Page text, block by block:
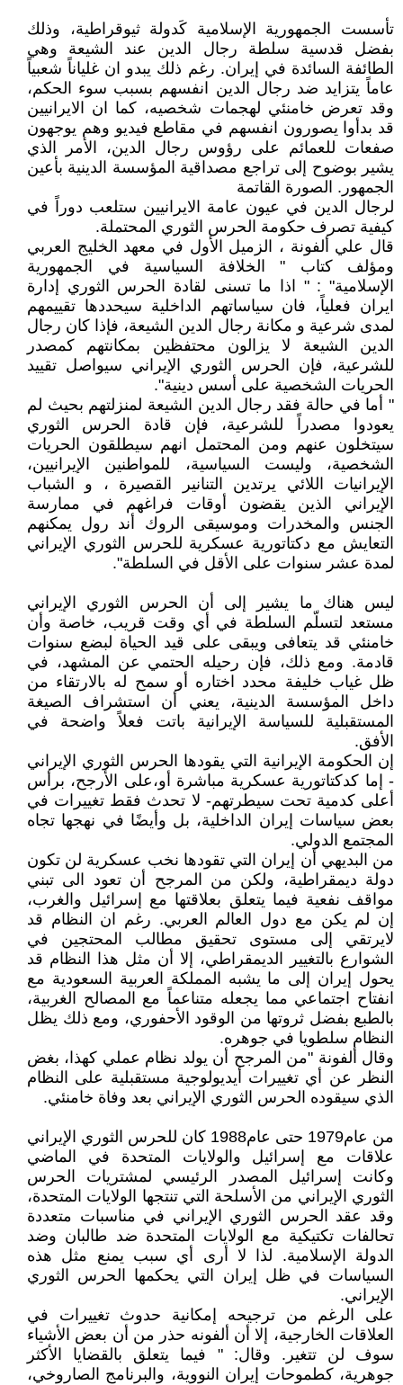
تأسست الجمهورية الإسلامية كَدولة ثيوقراطية، وذلك
بفضل قدسية سلطة رجال الدين عند الشيعة وهي
الطائفة السائدة في إيران. رغم ذلك يبدو ان غلياناً شعبياً
عاماً يتزايد ضد رجال الدين انفسهم بسبب سوء الحكم،
وقد تعرض خامنئي لهجمات شخصيه، كما ان الايرانيين
قد بدأوا يصورون انفسهم في مقاطع فيديو وهم يوجهون
صفعات للعمائم على رؤوس رجال الدين، الأمر الذي
يشير بوضوح إلى تراجع مصداقية المؤسسة الدينية بأعين
الجمهور. الصورة القاتمة
لرجال الدين في عيون عامة الايرانيين ستلعب دوراً في
كيفية تصرف حكومة الحرس الثوري المحتملة.
قال علي ألفونة ، الزميل الأول في معهد الخليج العربي
ومؤلف كتاب " الخلافة السياسية في الجمهورية
الإسلامية" : " اذا ما تسنى لقادة الحرس الثوري إدارة
ايران فعلياً، فان سياساتهم الداخلية سيحددها تقييمهم
لمدى شرعية و مكانة رجال الدين الشيعة، فإذا كان رجال
الدين الشيعة لا يزالون محتفظين بمكانتهم كمصدر
للشرعية، فإن الحرس الثوري الإيراني سيواصل تقييد
الحريات الشخصية على أسس دينية".
" أما في حالة فقد رجال الدين الشيعة لمنزلتهم بحيث لم
يعودوا مصدراً للشرعية، فإن قادة الحرس الثوري
سيتخلون عنهم ومن المحتمل انهم سيطلقون الحريات
الشخصية، وليست السياسية، للمواطنين الإيرانيين،
الإيرانيات اللائي يرتدين التنانير القصيرة ، و الشباب
الإيراني الذين يقضون أوقات فراغهم في ممارسة
الجنس والمخدرات وموسيقى الروك أند رول يمكنهم
التعايش مع دكتاتورية عسكرية للحرس الثوري الإيراني
لمدة عشر سنوات على الأقل في السلطة".
ليس هناك ما يشير إلى أن الحرس الثوري الإيراني
مستعد لتسلّم السلطة في أي وقت قريب، خاصة وأن
خامنئي قد يتعافى ويبقى على قيد الحياة لبضع سنوات
قادمة. ومع ذلك، فإن رحيله الحتمي عن المشهد، في
ظل غياب خليفة محدد اختاره أو سمح له بالارتقاء من
داخل المؤسسة الدينية، يعني أن استشراف الصيغة
المستقبلية للسياسة الإيرانية باتت فعلاً واضحة في
الأفق.
إن الحكومة الإيرانية التي يقودها الحرس الثوري الإيراني
- إما كدكتاتورية عسكرية مباشرة أو،على الأرجح، برأس
أعلى كدمية تحت سيطرتهم- لا تحدث فقط تغييرات في
بعض سياسات إيران الداخلية، بل وأيضًا في نهجها تجاه
المجتمع الدولي.
من البديهي أن إيران التي تقودها نخب عسكرية لن تكون
دولة ديمقراطية، ولكن من المرجح أن تعود الى تبني
مواقف نفعية فيما يتعلق بعلاقتها مع إسرائيل والغرب،
إن لم يكن مع دول العالم العربي. رغم ان النظام قد
لايرتقي إلى مستوى تحقيق مطالب المحتجين في
الشوارع بالتغيير الديمقراطي، إلا أن مثل هذا النظام قد
يحول إيران إلى ما يشبه المملكة العربية السعودية مع
انفتاح اجتماعي مما يجعله متناعماً مع المصالح الغربية،
بالطبع بفضل ثروتها من الوقود الأحفوري، ومع ذلك يظل
النظام سلطويا في جوهره.
وقال ألفونة "من المرجح أن يولد نظام عملي كهذا، بغض
النظر عن أي تغييرات أيديولوجية مستقبلية على النظام
الذي سيقوده الحرس الثوري الإيراني بعد وفاة خامنئي.
من عام1979 حتى عام1988 كان للحرس الثوري الإيراني
علاقات مع إسرائيل والولايات المتحدة في الماضي
وكانت إسرائيل المصدر الرئيسي لمشتريات الحرس
الثوري الإيراني من الأسلحة التي تنتجها الولايات المتحدة،
وقد عقد الحرس الثوري الإيراني في مناسبات متعددة
تحالفات تكتيكية مع الولايات المتحدة ضد طالبان وضد
الدولة الإسلامية. لذا لا أرى أي سبب يمنع مثل هذه
السياسات في ظل إيران التي يحكمها الحرس الثوري
الإيراني.
على الرغم من ترجيحه إمكانية حدوث تغييرات في
العلاقات الخارجية، إلا أن ألفونه حذر من أن بعض الأشياء
سوف لن تتغير. وقال: " فيما يتعلق بالقضايا الأكثر
جوهرية، كطموحات إيران النووية، والبرنامج الصاروخي،